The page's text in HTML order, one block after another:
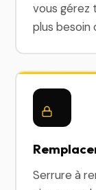
vous
plus besoin
Serrure à